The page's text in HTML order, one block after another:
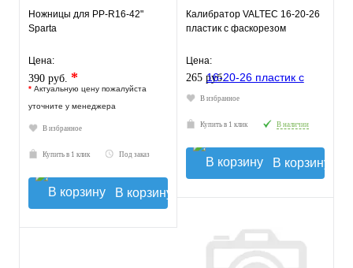
Ножницы для PP-R16-42"
Sparta
Цена:
390 руб. *
* Актуальную цену пожалуйста
уточните у менеджера
В избранное
Купить в 1 клик Под заказ
В корзину
Калибратор VALTEC 16-20-26
пластик с фаскорезом
Цена:
265 руб.
В избранное
Купить в 1 клик В наличии
В корзину